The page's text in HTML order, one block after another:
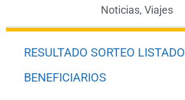
Noticias, Viajes
RESULTADO SORTEO LISTADO
BENEFICIARIOS